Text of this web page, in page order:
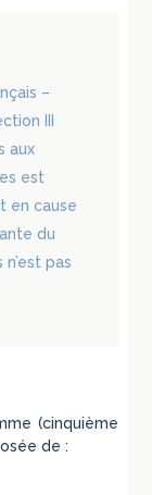
–
III
aux
est
en cause
du
pas
(cinquième
de :